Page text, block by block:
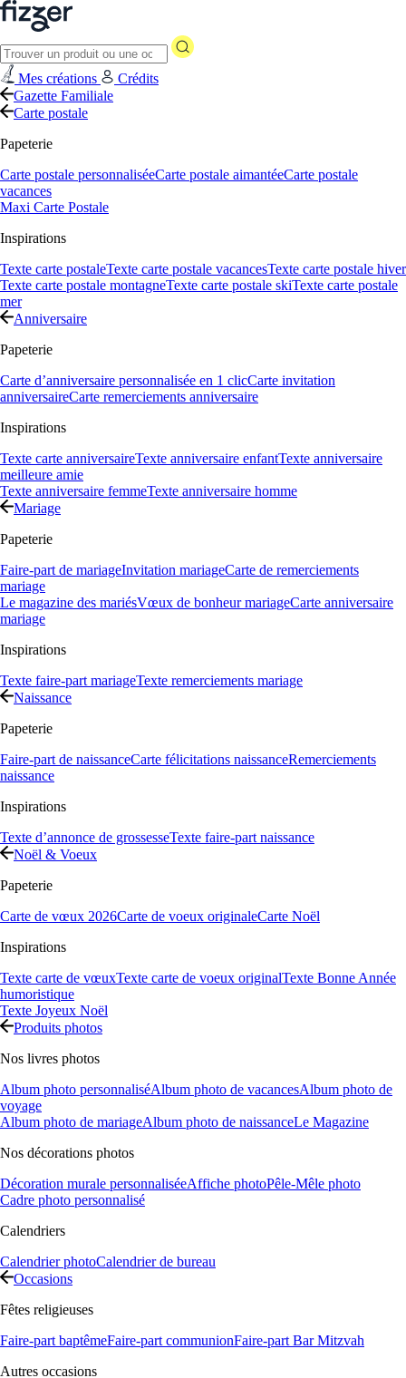
Mes créations
Crédits
Gazette Familiale
Carte postale
Papeterie
Carte postale personnaliséeCarte postale aimantéeCarte postale
vacances
Maxi Carte Postale
Inspirations
Texte carte postaleTexte carte postale vacancesTexte carte postale hiver
Texte carte postale montagneTexte carte postale skiTexte carte postale
mer
Anniversaire
Papeterie
Carte d’anniversaire personnalisée en 1 clicCarte invitation
anniversaireCarte remerciements anniversaire
Inspirations
Texte carte anniversaireTexte anniversaire enfantTexte anniversaire
meilleure amie
Texte anniversaire femmeTexte anniversaire homme
Mariage
Papeterie
Faire-part de mariageInvitation mariageCarte de remerciements
mariage
Le magazine des mariésVœux de bonheur mariageCarte anniversaire
mariage
Inspirations
Texte faire-part mariageTexte remerciements mariage
Naissance
Papeterie
Faire-part de naissanceCarte félicitations naissanceRemerciements
naissance
Inspirations
Texte d’annonce de grossesseTexte faire-part naissance
Noël & Voeux
Papeterie
Carte de vœux 2026Carte de voeux originaleCarte Noël
Inspirations
Texte carte de vœuxTexte carte de voeux originalTexte Bonne Année
humoristique
Texte Joyeux Noël
Produits photos
Nos livres photos
Album photo personnaliséAlbum photo de vacancesAlbum photo de
voyage
Album photo de mariageAlbum photo de naissanceLe Magazine
Nos décorations photos
Décoration murale personnaliséeAffiche photoPêle-Mêle photo
Cadre photo personnalisé
Calendriers
Calendrier photoCalendrier de bureau
Occasions
Fêtes religieuses
Faire-part baptêmeFaire-part communionFaire-part Bar Mitzvah
Autres occasions